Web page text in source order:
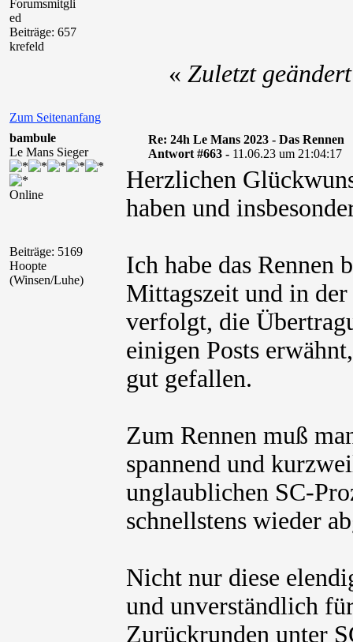
Forumsmitgli
ed
Beiträge: 657
krefeld
Zum Seitenanfang
« Zuletzt
bambule
Le Mans Sieger
Online
Beiträge: 5169
Hoopte
(Winsen/Luhe)
Re: 24h Le Mans 2023 - Das Rennen
Antwort #663 - 11.06.23 um 21:04:17
Herzlichen
haben und
Ich habe das Rennen
Mittagszeit und in
verfolgt, die
einigen Posts
gut gefallen.
Zum Rennen muß
spannend und
unglaublichen SC-
schnellstens wieder
Nicht nur diese
und unverständlich
Zurückrunden unter